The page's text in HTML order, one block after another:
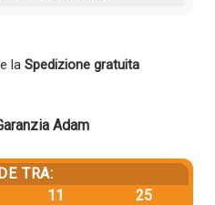
la Spedizione gratuita
Adam
TRA:
11
24